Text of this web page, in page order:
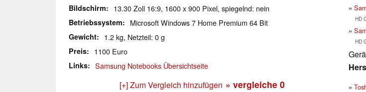
Bildschirm 13.30 Zoll 16:9, 1600 x 900 Pixel, spiegelnd: nein
Betriebssystem Microsoft Windows 7 Home Premium 64 Bit
Gewicht 1.2 kg, Netzteil: 0 g
Preis 1100 Euro
Links Samsung Notebooks Übersichtseite
[+] Zum Vergleich hinzufügen » vergleiche 0
HD
HD